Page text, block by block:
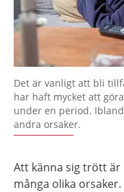
Det är vanligt att bli
har haft mycket att
under en period.
andra orsaker.
Att känna sig trött är
många olika orsaker.